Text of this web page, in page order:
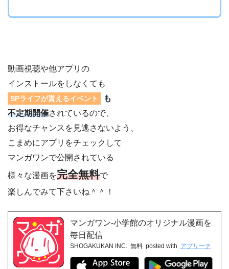
動画視聴や他アプリの
インストールをしなくても
SPライフが貰えるイベント
も
不定期開催されているので、
お得なチャンスを見逃さないよう、
こまめにアプリをチェックして
マンガワンで公開されている
様々な漫画を完全無料で
楽しんでみて下さいね＾＾！
マンガワン-小学館のオリジナル漫画を
毎日配信
SHOGAKUKAN INC. 無料 posted with アプリーチ